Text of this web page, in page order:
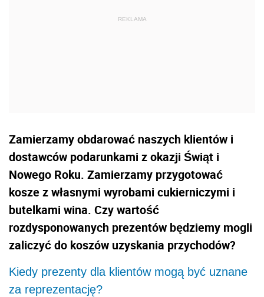
Zamierzamy obdarować naszych klientów i
dostawców podarunkami z okazji Świąt i
Nowego Roku. Zamierzamy przygotować
kosze z własnymi wyrobami cukierniczymi i
butelkami wina. Czy wartość
rozdysponowanych prezentów będziemy mogli
zaliczyć do koszów uzyskania przychodów?
Kiedy prezenty dla klientów mogą być uznane
za reprezentację?